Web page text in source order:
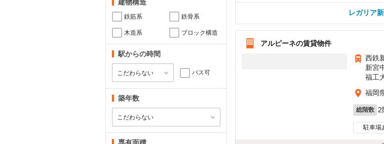
建物構造
鉄筋系 鉄骨系
木造系 ブロック構造
駅からの時間
バス可
築年数
レガリア
アルピーネの賃貸物件
西鉄
新宮
福工
福岡
総階数 2
駐車場